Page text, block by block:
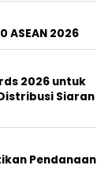
ASEAN 2026
2026 untuk
Siaran
Pendanaan